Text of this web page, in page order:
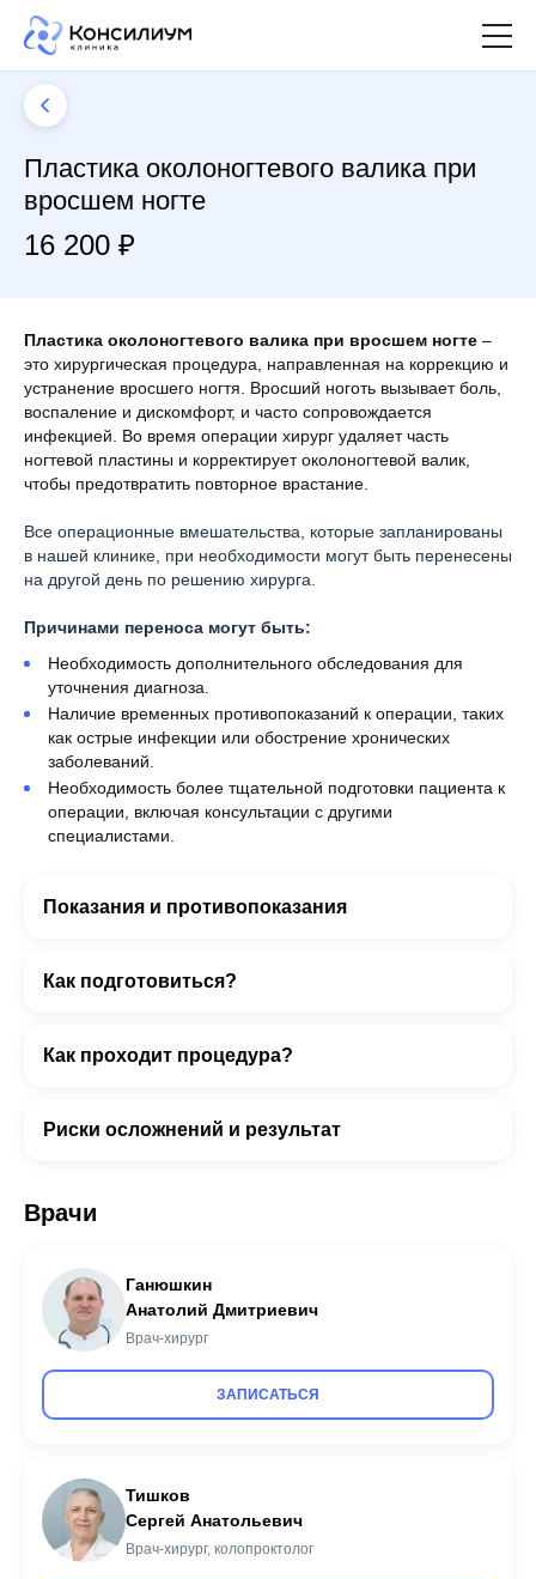
Пластика околоногтевого валика при
вросшем ногте
16 200 ₽
Пластика околоногтевого валика при вросшем ногте –
это хирургическая процедура, направленная на коррекцию и
устранение вросшего ногтя. Вросший ноготь вызывает боль,
воспаление и дискомфорт, и часто сопровождается
инфекцией. Во время операции хирург удаляет часть
ногтевой пластины и корректирует околоногтевой валик,
чтобы предотвратить повторное врастание.
Все операционные вмешательства, которые запланированы
в нашей клинике, при необходимости могут быть перенесены
на другой день по решению хирурга.
Причинами переноса могут быть:
Необходимость дополнительного обследования для
уточнения диагноза.
Наличие временных противопоказаний к операции, таких
как острые инфекции или обострение хронических
заболеваний.
Необходимость более тщательной подготовки пациента к
операции, включая консультации с другими
специалистами.
Показания и противопоказания
Как подготовиться?
Как проходит процедура?
Риски осложнений и результат
Врачи
Ганюшкин
Анатолий Дмитриевич
Врач-хирург
ЗАПИСАТЬСЯ
Тишков
Сергей Анатольевич
Врач-хирург, колопроктолог